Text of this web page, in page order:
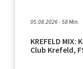
05.08.2026 - 58 Min.
KREFELD
Club Krefeld,